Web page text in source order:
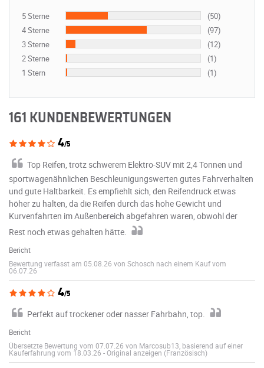
5 Sterne
(50)
4 Sterne
(97)
3 Sterne
(12)
2 Sterne
(1)
1 Stern
(1)
161 KUNDENBEWERTUNGEN
4/5
Top Reifen, trotz schwerem Elektro-SUV mit 2,4 Tonnen und
sportwagenähnlichen Beschleunigungswerten gutes Fahrverhalten
und gute Haltbarkeit. Es empfiehlt sich, den Reifendruck etwas
höher zu halten, da die Reifen durch das hohe Gewicht und
Kurvenfahrten im Außenbereich abgefahren waren, obwohl der
Rest noch etwas gehalten hätte.
Bericht
Bewertung verfasst am 05.08.26 von Schosch nach einem Kauf vom
06.07.26
4/5
Perfekt auf trockener oder nasser Fahrbahn, top.
Bericht
Übersetzte Bewertung vom 07.07.26 von Marcosub13, basierend auf einer
Kauferfahrung vom 18.03.26 -Original anzeigen (Französisch)